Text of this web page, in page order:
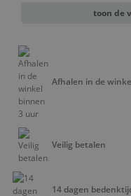
toon de
Afhalen in de
Veilig betalen
14 dagen